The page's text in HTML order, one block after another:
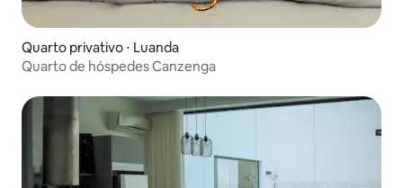
Quarto privativo ⋅ Luanda
Quarto de hóspedes Canzenga